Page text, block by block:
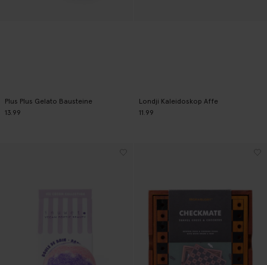
Plus Plus Gelato Bausteine
13.99
Londji Kaleidoskop Affe
11.99